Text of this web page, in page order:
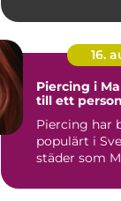
16.
Piercing i
till ett
Piercing har
populärt i
städer som